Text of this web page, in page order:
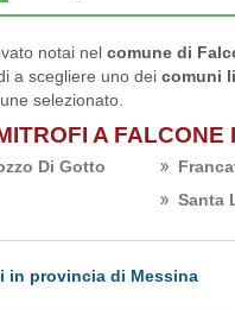
notai nel comune di
a scegliere uno dei comuni
selezionato.
A
Di Gotto
Santa
in provincia di Messina